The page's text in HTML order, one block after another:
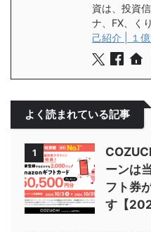
資は、投資
ナ、FX、く
己紹介 | １
よく読まれている記事
1
ーンは
フト券
す【